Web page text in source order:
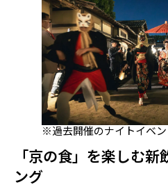
※過去開催のナイトイベ
「京の食」を楽しむ
ング